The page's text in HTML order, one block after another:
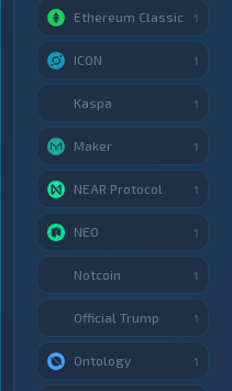
Ethereum Classic 1
ICON 1
Kaspa 1
Maker 1
NEAR Protocol 1
NEO 1
Notcoin 1
Official Trump 1
Ontology 1